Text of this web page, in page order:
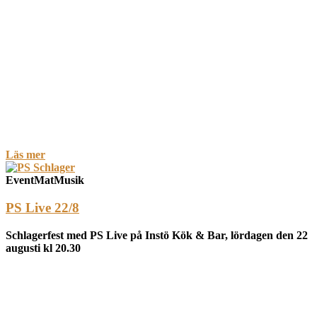
Läs mer
EventMatMusik
PS Live 22/8
Schlagerfest med PS Live på Instö Kök & Bar, lördagen den 22
augusti kl 20.30